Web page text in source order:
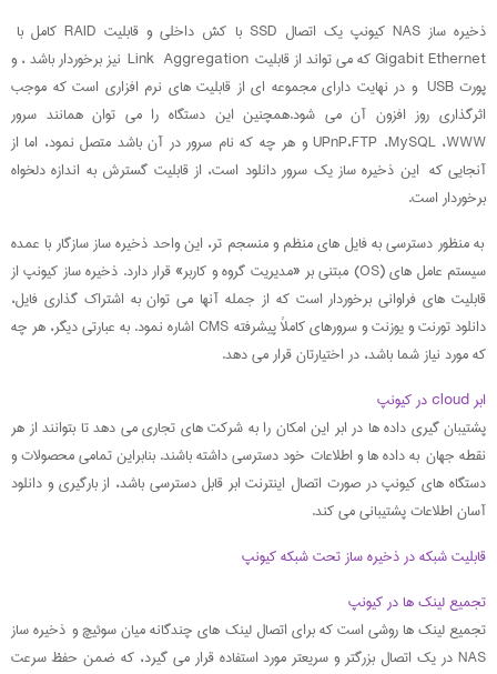
ذخیره ساز NAS کیونپ یک اتصال SSD با کش داخلی و قابلیت RAID کامل با
Gigabit Ethernet که می تواند از قابلیت Link Aggregation نیز برخوردار باشد ، و
پورت USB و در نهایت دارای مجموعه ای از قابلیت های نرم افزاری است که موجب
اثرگذاری روز افزون آن می شود.همچنین این دستگاه را می توان همانند سرور
UPnP،FTP ،MySQL ،WWW و هر چه که نام سرور در آن باشد متصل نمود، اما از
آنجایی که این ذخیره ساز یک سرور دانلود است، از قابلیت گسترش به اندازه دلخواه
برخوردار است.
به منظور دسترسی به فایل های منظم و منسجم تر، این واحد ذخیره ساز سازگار با عمده
سیستم عامل های (OS) مبتنی بر «مدیریت گروه و کاربر» قرار دارد. ذخیره ساز کیونپ از
قابلیت های فراوانی برخوردار است که از جمله آنها می توان به اشتراک گذاری فایل،
دانلود تورنت و یوزنت و سرورهای کاملاً پیشرفته CMS اشاره نمود. به عبارتی دیگر، هر چه
که مورد نیاز شما باشد، در اختیارتان قرار می دهد.
ابر cloud در کیونپ
پشتیبان گیری داده ها در ابر این امکان را به شرکت های تجاری می دهد تا بتوانند از هر
نقطه جهان به داده ها و اطلاعات خود دسترسی داشته باشند. بنابراین تمامی محصولات و
دستگاه های کیونپ در صورت اتصال اینترنت ابر قابل دسترسی باشد، از بارگیری و دانلود
آسان اطلاعات پشتیبانی می کند.
قابلیت شبکه در ذخیره ساز تحت شبکه کیونپ
تجمیع لینک ها در کیونپ
تجمیع لینک ها روشی است که برای اتصال لینک های چندگانه میان سوئیچ و ذخیره ساز
NAS در یک اتصال بزرگتر و سریعتر مورد استفاده قرار می گیرد، که ضمن حفظ سرعت